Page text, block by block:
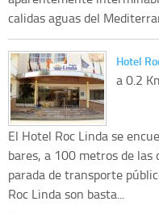
calidas aguas del
Hotel
a 0.2
El Hotel Roc Linda se
bares, a 100 metros de las
parada de transporte
Roc Linda son basta...